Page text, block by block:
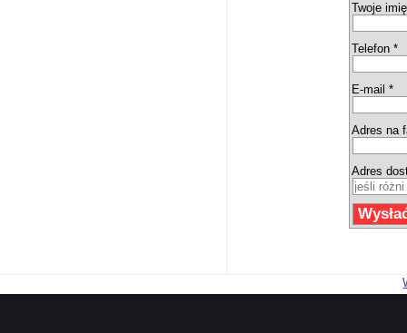
Twoje
Telefon *
E-mail *
Adres na
Adres